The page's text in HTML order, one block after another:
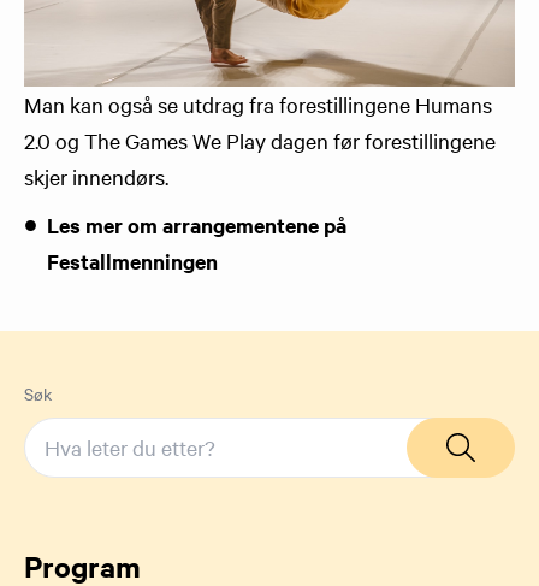
Man kan også se utdrag fra forestillingene Humans
2.0 og The Games We Play dagen før forestillingene
skjer innendørs.
Les mer om arrangementene på
Festallmenningen
Søk
Program